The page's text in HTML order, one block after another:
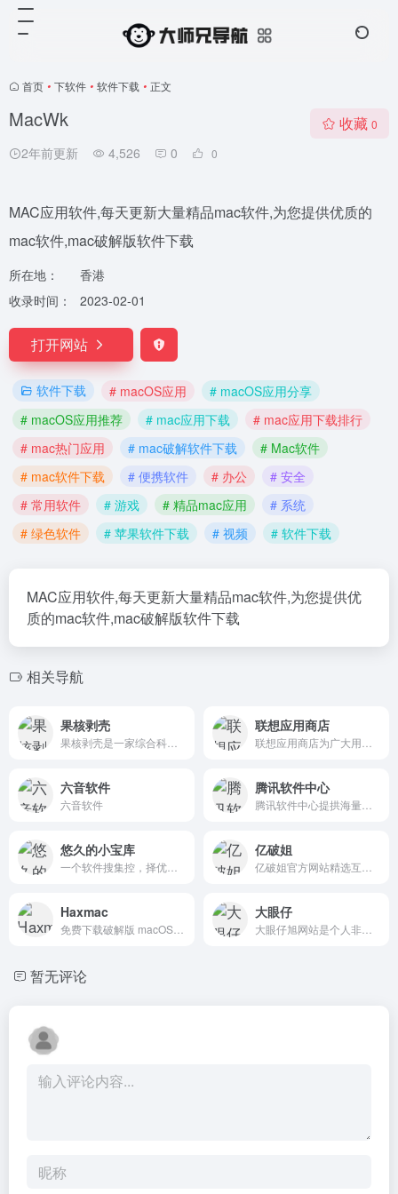
首页 • 下软件 • 软件下载 • 正文
MacWk
2年前更新 4,526 0 0
收藏 0
MAC应用软件,每天更新大量精品mac软件,为您提供优质的
mac软件,mac破解版软件下载
所在地：
香港
收录时间：
2023-02-01
打开网站
软件下载 # macOS应用
# macOS应用分享
# macOS应用推荐
# mac应用下载
# mac应用下载排行
# mac热门应用
# mac破解软件下载
# Mac软件
# mac软件下载
# 便携软件 # 办公
# 安全
# 常用软件
# 游戏 # 精品mac应用
# 系统
# 绿色软件
# 苹果软件下载 # 视频 # 软件下载
MAC应用软件,每天更新大量精品mac软件,为您提供优
质的mac软件,mac破解版软件下载
相关导航
果核剥壳 联想应用商店
六音软件
六音软件
腾讯软件中心
悠久的小宝库 亿破姐
Haxmac 大眼仔
暂无评论